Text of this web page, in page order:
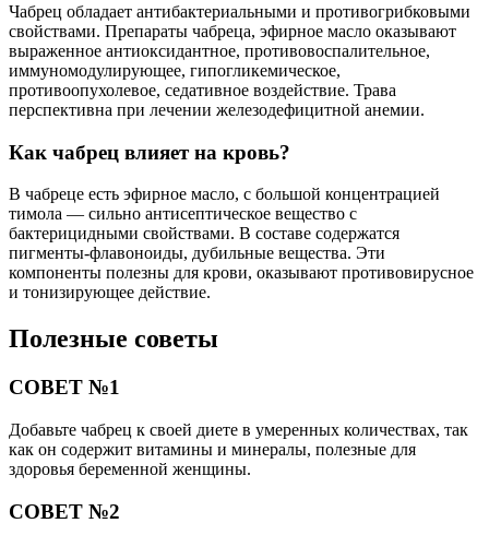
Чабрец обладает антибактериальными и противогрибковыми
свойствами. Препараты чабреца, эфирное масло оказывают
выраженное антиоксидантное, противовоспалительное,
иммуномодулирующее, гипогликемическое,
противоопухолевое, седативное воздействие. Трава
перспективна при лечении железодефицитной анемии.
Как чабрец влияет на кровь?
В чабреце есть эфирное масло, с большой концентрацией
тимола — сильно антисептическое вещество с
бактерицидными свойствами. В составе содержатся
пигменты-флавоноиды, дубильные вещества. Эти
компоненты полезны для крови, оказывают противовирусное
и тонизирующее действие.
Полезные советы
СОВЕТ №1
Добавьте чабрец к своей диете в умеренных количествах, так
как он содержит витамины и минералы, полезные для
здоровья беременной женщины.
СОВЕТ №2